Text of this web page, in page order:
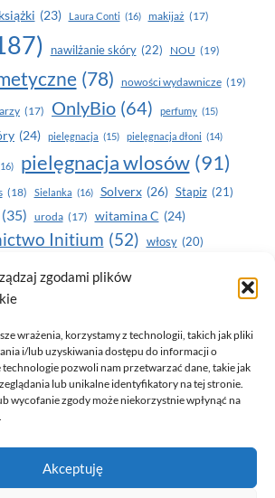
zgodami plików
wrażenia, korzystamy z technologii, takich jak pliki
i/lub uzyskiwania dostępu do informacji o
pozwoli nam przetwarzać dane, takie jak
lub unikalne identyfikatory na tej stronie.
wycofanie zgody może niekorzystnie wpłynąć na
Akceptuję
książki (23) Laura Conti (16) makijaż (17)
nawilżanie skóry (22) NOU (19)
(78) nowości wydawnicze (19)
(17) OnlyBio (64) perfumy (15)
(24) pielęgnacja (15) pielęgnacja dłoni (14)
pielęgnacja wlosów (91)
(18) Sielanka (16) Solverx (26) Stapiz (21)
(35) uroda (17) witamina C (24)
Initium (52) włosy (20)
(164) zdrowe zęby
zdrowie
dla kobiet (uroda, moda, zdrowie)